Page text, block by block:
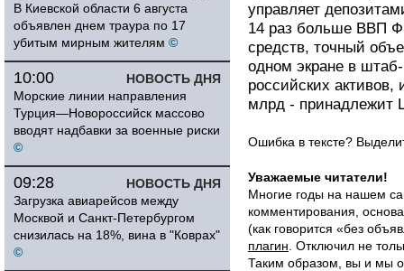
В Киевской области 6 августа
объявлен днем траура по 17
убитым мирным жителям ©
НОВОСТЬ ДНЯ
10:00
Морские линии направления
Турция—Новороссийск массово
вводят надбавки за военные риски
©
НОВОСТЬ ДНЯ
09:28
Загрузка авиарейсов между
Москвой и Санкт-Петербургом
снизилась на 18%, вина в "Коврах"
©
управляет
14 раз больше ВВП
средств, точный
одном экране в
российских активов,
млрд - принадлежит
Ошибка в тексте?
Уважаемые читатели!
Многие годы на нашем
комментирования,
(как говорится «без
плагин . Отключил не
Таким образом, вы и мы